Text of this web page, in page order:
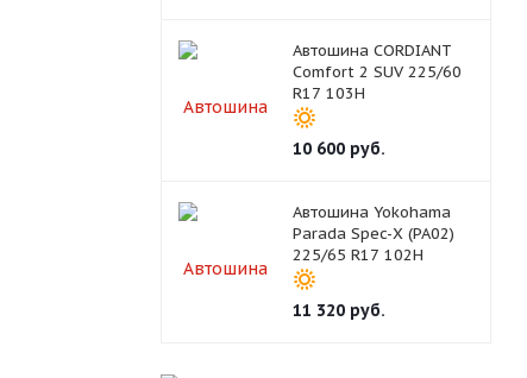
Автошина CORDIANT
Comfort 2 SUV 225/60
R17 103H
10 600руб.
Автошина Yokohama
Parada Spec-X (PA02)
225/65 R17 102H
11 320руб.